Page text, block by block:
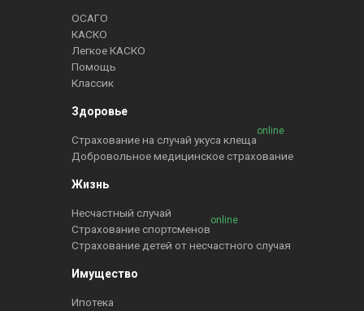
ОСАГО
КАСКО
Легкое КАСКО
Помощь
Классик
Здоровье
Страхование на случай укуса клеща
online
Добровольное медицинское страхование
Жизнь
Несчастный случай
Страхование спортсменов
online
Страхование детей от несчастного случая
Имущество
Ипотека